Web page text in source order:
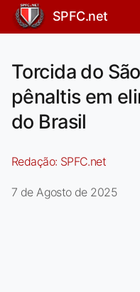
SPFC.net
Torcida do
pênaltis em
do Brasil
Redação: SPFC.net
7 de Agosto de 2025